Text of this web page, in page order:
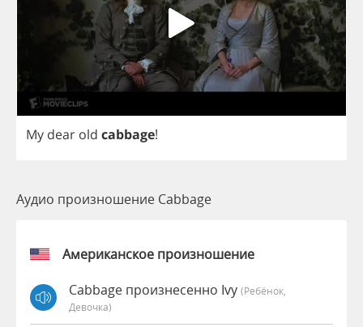
My dear old cabbage!
Аудио произношение Cabbage
Американское произношение
Cabbage произнесенно Ivy (Ребёнок,
Девочка)